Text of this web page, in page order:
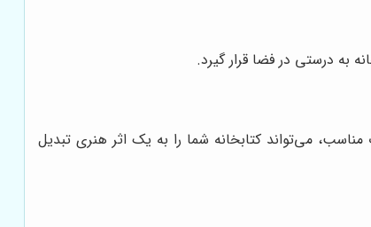
به درستی در فضا قرار گیرد.
مناسب، می‌تواند کتابخانه شما را به یک اثر هنری تبدیل